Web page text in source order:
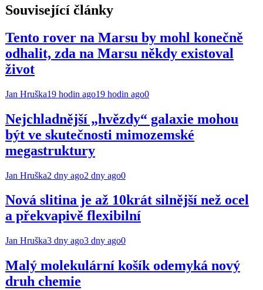
Související články
Tento rover na Marsu by mohl konečně
odhalit, zda na Marsu někdy existoval
život
Jan Hruška19 hodin ago19 hodin ago0
Nejchladnější „hvězdy“ galaxie mohou
být ve skutečnosti mimozemské
megastruktury
Jan Hruška2 dny ago2 dny ago0
Nová slitina je až 10krát silnější než ocel
a překvapivě flexibilní
Jan Hruška3 dny ago3 dny ago0
Malý molekulární košík odemyká nový
druh chemie